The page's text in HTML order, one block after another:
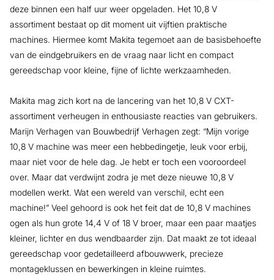
deze binnen een half uur weer opgeladen. Het 10,8 V
assortiment bestaat op dit moment uit vijftien praktische
machines. Hiermee komt Makita tegemoet aan de basisbehoefte
van de eindgebruikers en de vraag naar licht en compact
gereedschap voor kleine, fijne of lichte werkzaamheden.
Makita mag zich kort na de lancering van het 10,8 V CXT-
assortiment verheugen in enthousiaste reacties van gebruikers.
Marijn Verhagen van Bouwbedrijf Verhagen zegt: “Mijn vorige
10,8 V machine was meer een hebbedingetje, leuk voor erbij,
maar niet voor de hele dag. Je hebt er toch een vooroordeel
over. Maar dat verdwijnt zodra je met deze nieuwe 10,8 V
modellen werkt. Wat een wereld van verschil, echt een
machine!” Veel gehoord is ook het feit dat de 10,8 V machines
ogen als hun grote 14,4 V of 18 V broer, maar een paar maatjes
kleiner, lichter en dus wendbaarder zijn. Dat maakt ze tot ideaal
gereedschap voor gedetailleerd afbouwwerk, precieze
montageklussen en bewerkingen in kleine ruimtes.